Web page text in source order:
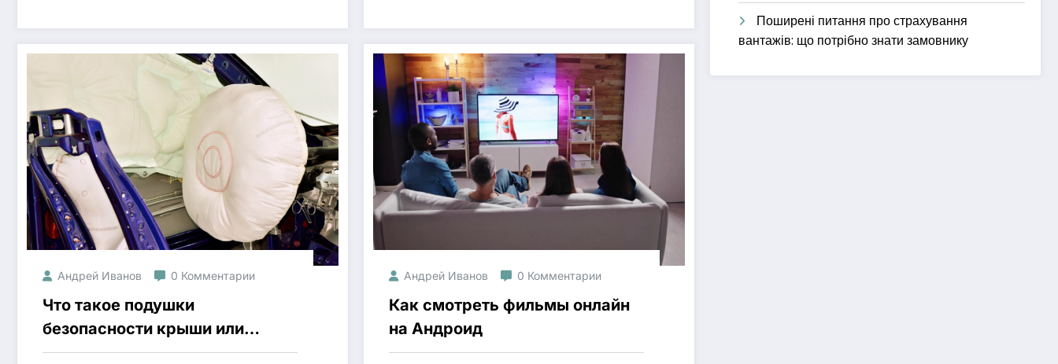
Андрей Иванов 0 Комментарии
Что такое подушки
безопасности крыши или
шторки?
Андрей Иванов 0 Комментарии
Как смотреть фильмы онлайн
на Андроид
Поширені питання про страхування
вантажів: що потрібно знати замовнику